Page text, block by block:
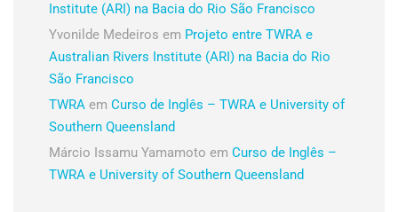
Institute (ARI) na Bacia do Rio São Francisco
Yvonilde Medeiros em Projeto entre TWRA e
Australian Rivers Institute (ARI) na Bacia do Rio
São Francisco
TWRA em Curso de Inglês – TWRA e University of
Southern Queensland
Márcio Issamu Yamamoto em Curso de Inglês –
TWRA e University of Southern Queensland